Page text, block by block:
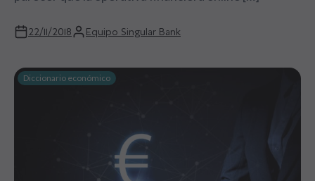
22/11/2018 Equipo Singular Bank
Diccionario económico